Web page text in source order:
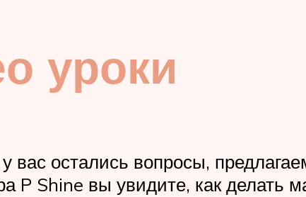
уроки
у вас остались вопросы,
P Shine вы увидите, как делать